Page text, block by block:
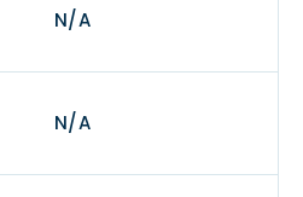
N/A
N/A